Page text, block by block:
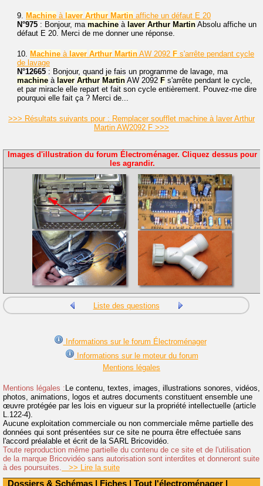
Dossiers & Schémas | Fiches | Tout l'électroménager |
9. Machine à laver Arthur Martin affiche un défaut E 20
N°975 : Bonjour, ma machine à laver Arthur Martin Absolu affiche un
défaut E 20. Merci de me donner une réponse.
10. Machine à laver Arthur Martin AW 2092 F s'arrête pendant cycle
de lavage
N°12665 : Bonjour, quand je fais un programme de lavage, ma
machine à laver Arthur Martin AW 2092 F s'arrête pendant le cycle,
et par miracle elle repart et fait son cycle entièrement. Pouvez-me dire
pourquoi elle fait ça ? Merci de...
>>> Résultats suivants pour : Remplacer soufflet machine à laver Arthur
Martin AW2092 F >>>
Images d'illustration du forum Électroménager. Cliquez dessus pour
les agrandir.
Liste des questions
Informations sur le forum Électroménager
Informations sur le moteur du forum
Mentions légales
Mentions légales :Le contenu, textes, images, illustrations sonores, vidéos,
photos, animations, logos et autres documents constituent ensemble une
œuvre protégée par les lois en vigueur sur la propriété intellectuelle (article
L.122-4).
Aucune exploitation commerciale ou non commerciale même partielle des
données qui sont présentées sur ce site ne pourra être effectuée sans
l'accord préalable et écrit de la SARL Bricovidéo.
Toute reproduction même partielle du contenu de ce site et de l'utilisation
de la marque Bricovidéo sans autorisation sont interdites et donneront suite
à des poursuites.
>> Lire la suite